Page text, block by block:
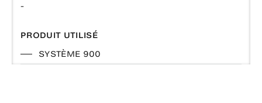
-
PRODUIT UTILISÉ
SYSTÈME 900